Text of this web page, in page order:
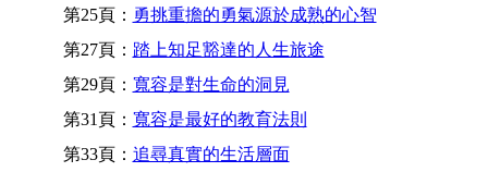
第25頁： 勇挑重擔的勇氣源於成熟的心智
第27頁： 踏上知足豁達的人生旅途
第29頁： 寬容是對生命的洞見
第31頁： 寬容是最好的教育法則
第33頁： 追尋真實的生活層面